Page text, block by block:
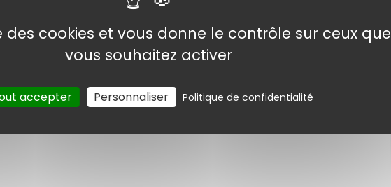
des cookies et vous donne le contrôle sur ceux que
vous souhaitez activer
accepter Personnaliser Politique de confidentialité